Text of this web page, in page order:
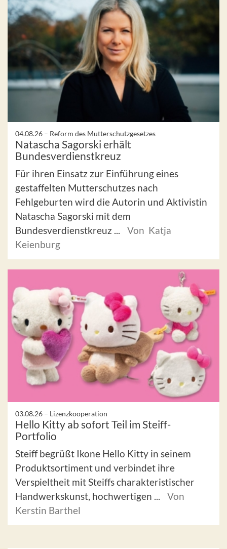
04.08.26 – Reform des Mutterschutzgesetzes
Natascha Sagorski erhält
Bundesverdienstkreuz
Für ihren Einsatz zur Einführung eines
gestaffelten Mutterschutzes nach
Fehlgeburten wird die Autorin und Aktivistin
Natascha Sagorski mit dem
Bundesverdienstkreuz ...
Von Katja
Keienburg
03.08.26 – Lizenzkooperation
Hello Kitty ab sofort Teil im Steiff-
Portfolio
Steiff begrüßt Ikone Hello Kitty in seinem
Produktsortiment und verbindet ihre
Verspieltheit mit Steiffs charakteristischer
Handwerkskunst, hochwertigen ...
Von
Kerstin Barthel